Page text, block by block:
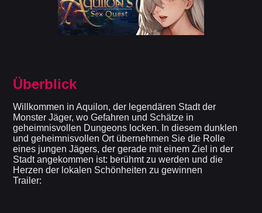
Überblick
Willkommen in Aquilon, der legendären Stadt der
Monster Jäger, wo Gefahren und Schätze in
geheimnisvollen Dungeons locken. In diesem dunklen
und geheimnisvollen Ort übernehmen Sie die Rolle
eines jungen Jägers, der gerade mit einem Ziel in der
Stadt angekommen ist: berühmt zu werden und die
Herzen der lokalen Schönheiten zu gewinnen
Trailer: